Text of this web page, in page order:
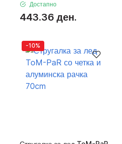
Достапно
443.36 ден.
-10%